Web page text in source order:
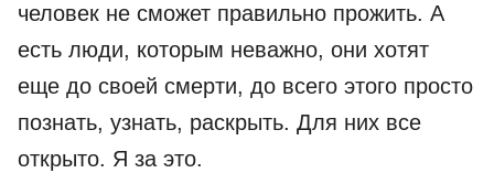
человек не сможет правильно прожить. А
есть люди, которым неважно, они хотят
еще до своей смерти, до всего этого просто
познать, узнать, раскрыть. Для них все
открыто. Я за это.